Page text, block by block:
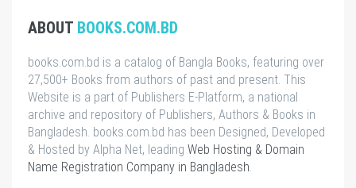
ABOUT BOOKS.COM.BD
books.com.bd is a catalog of Bangla Books, featuring over
27,500+ Books from authors of past and present. This
Website is a part of Publishers E-Platform, a national
archive and repository of Publishers, Authors & Books in
Bangladesh. books.com.bd has been Designed, Developed
& Hosted by Alpha Net, leading Web Hosting & Domain
Name Registration Company in Bangladesh